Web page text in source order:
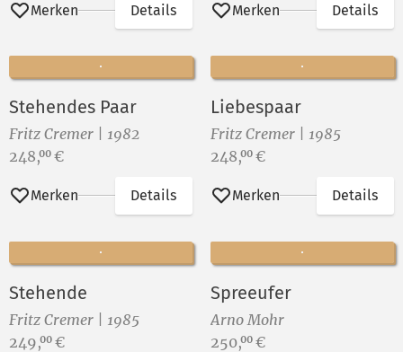
Merken Details Merken Details
Stehendes Paar
Fritz Cremer | 1982
Preis:
248,00 €
Merken Details
Liebespaar
Fritz Cremer | 1985
Preis:
248,00 €
Merken Details
Stehende
Fritz Cremer | 1985
Preis:
249,00 €
Spreeufer
Arno Mohr
Preis:
250,00 €